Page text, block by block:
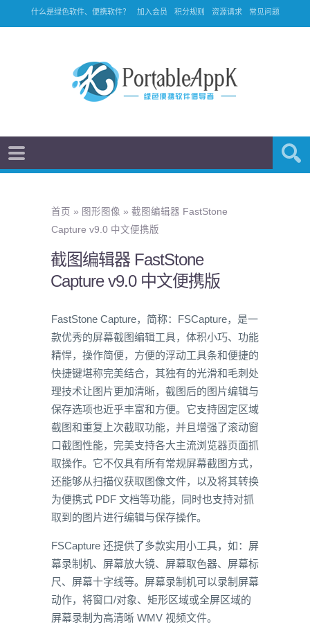
什么是绿色软件、便携软件？ 加入会员 积分规则 资源请求 常见问题
首页 » 图形图像 » 截图编辑器 FastStone
Capture v9.0 中文便携版
截图编辑器 FastStone
Capture v9.0 中文便携版
FastStone Capture，简称：FSCapture，是一
款优秀的屏幕截图编辑工具，体积小巧、功能
精悍，操作简便，方便的浮动工具条和便捷的
快捷键堪称完美结合，其独有的光滑和毛刺处
理技术让图片更加清晰，截图后的图片编辑与
保存选项也近乎丰富和方便。它支持固定区域
截图和重复上次截取功能，并且增强了滚动窗
口截图性能，完美支持各大主流浏览器页面抓
取操作。它不仅具有所有常规屏幕截图方式，
还能够从扫描仪获取图像文件，以及将其转换
为便携式 PDF 文档等功能，同时也支持对抓
取到的图片进行编辑与保存操作。
FSCapture 还提供了多款实用小工具，如：屏
幕录制机、屏幕放大镜、屏幕取色器、屏幕标
尺、屏幕十字线等。屏幕录制机可以录制屏幕
动作，将窗口/对象、矩形区域或全屏区域的
屏幕录制为高清晰 WMV 视频文件。